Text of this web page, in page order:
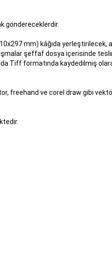
göndereceklerdir.
mm) kâğıda yerleştirilecek,
şeffaf dosya içerisinde
Tiff formatında kaydedilmiş
freehand ve corel draw gibi